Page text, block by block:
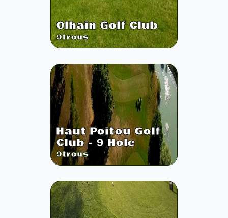
Olhain Golf Club
9trous
Haut Poitou Golf
Club - 9 Hole
9trous